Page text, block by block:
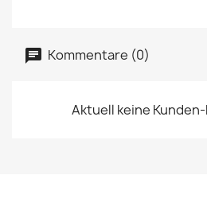
Kommentare (0)
Aktuell keine